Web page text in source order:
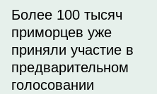
Более 100 тысяч
приморцев уже
приняли участие в
предварительном
голосовании